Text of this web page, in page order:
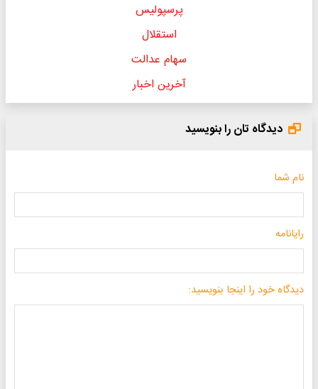
پرسپولیس
استقلال
سهام عدالت
آخرین اخبار
دیدگاه تان را بنویسید
نام شما
رایانامه
دیدگاه خود را اینجا بنویسید: